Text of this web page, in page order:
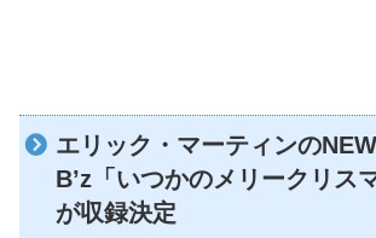
エリック・マーティンの
B’z「いつかのメリークリス
が収録決定